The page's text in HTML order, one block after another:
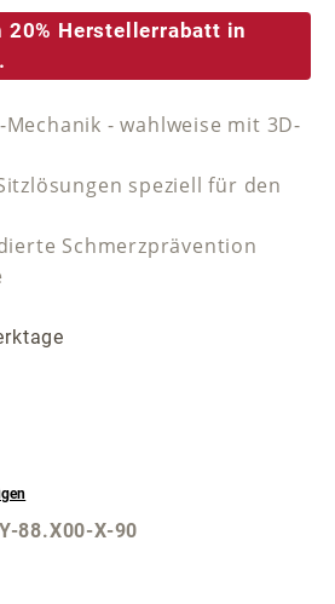
20% Herstellerrabatt in
- wahlweise mit 3D-
speziell für den
Schmerzprävention
88.X00-X-90